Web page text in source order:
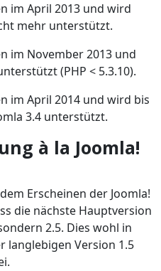
im April 2013 und wird
mehr unterstützt.
im November 2013 und
(PHP < 5.3.10).
im April 2014 und wird bis
3.4 unterstützt.
à la Joomla!
Erscheinen der Joomla!
die nächste Hauptversion
2.5. Dies wohl in
langlebigen Version 1.5